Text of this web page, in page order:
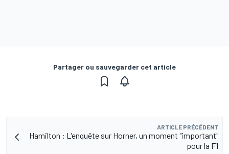
Partager ou sauvegarder cet article
ARTICLE PRÉCÉDENT
Hamilton : L'enquête sur Horner, un moment "important"
pour la F1